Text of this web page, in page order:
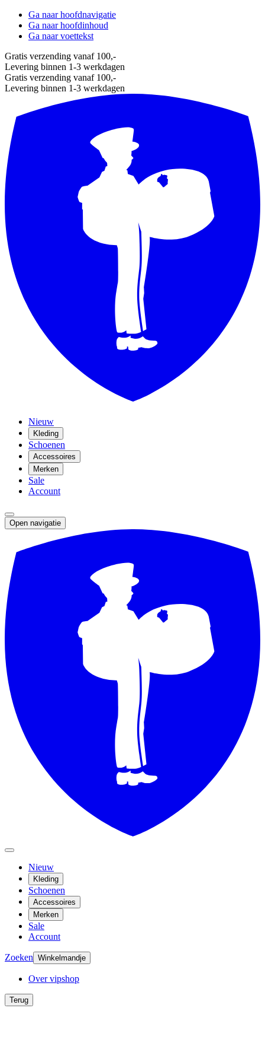
Ga naar hoofdnavigatie
Ga naar hoofdinhoud
Ga naar voettekst
Gratis verzending vanaf 100,-
Levering binnen 1-3 werkdagen
Gratis verzending vanaf 100,-
Levering binnen 1-3 werkdagen
Nieuw
Kleding
Schoenen
Accessoires
Merken
Sale
Account
Open navigatie
Nieuw
Kleding
Schoenen
Accessoires
Merken
Sale
Account
Zoeken Winkelmandje
Over vipshop
Terug